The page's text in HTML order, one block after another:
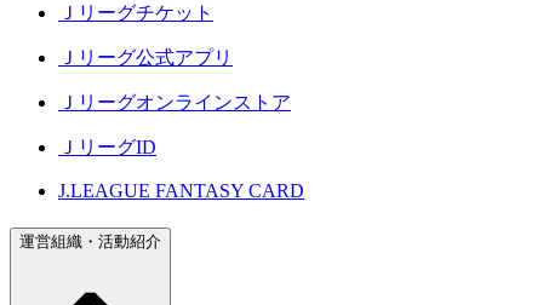
Ｊリーグチケット
Ｊリーグ公式アプリ
Ｊリーグオンラインストア
ＪリーグID
J.LEAGUE FANTASY CARD
運営組織・活動紹介